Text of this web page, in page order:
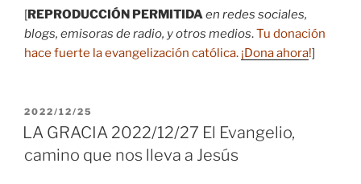
[REPRODUCCIÓN PERMITIDAen redes sociales,
blogs, emisoras de radio, y otros medios.Tu donación
hace fuerte la evangelización católica. ¡Dona ahora!]
PUBLICADO
EL
2022/12/25
LA GRACIA 2022/12/27 El Evangelio,
camino que nos lleva a Jesús